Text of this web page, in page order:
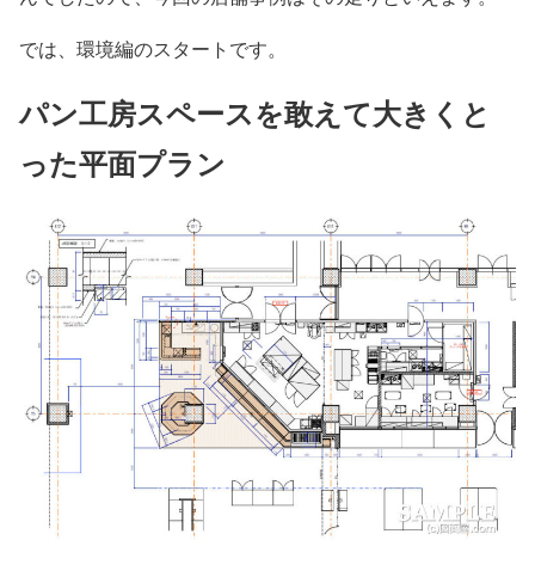
では、環境編のスタートです。
パン工房スペースを敢えて大きくと
った平面プラン